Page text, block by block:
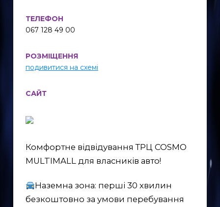
ТЕЛЕФОН
067 128 49 00
РОЗМІЩЕННЯ
подивитися на схемі
САЙТ
Комфортне відвідування ТРЦ COSMO
MULTIMALL для власників авто!
Наземна зона: перші 30 хвилин
безкоштовно за умови перебування